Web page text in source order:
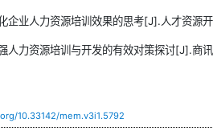
企业人力资源培训效果的思考[J].人才资源
人力资源培训与开发的有效对策探讨[J].商
10.33142/mem.v3i1.5792